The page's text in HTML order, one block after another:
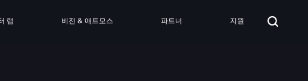
랩 비전 & 애트모스 파트너 지원